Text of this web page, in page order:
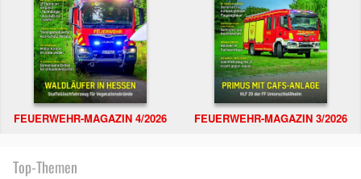
FEUERWEHR-MAGAZIN 4/2026 FEUERWEHR-MAGAZIN 3/2026
Top-Themen